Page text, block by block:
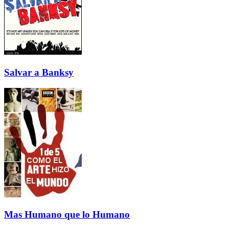
Salvar a Banksy
Mas Humano que lo Humano